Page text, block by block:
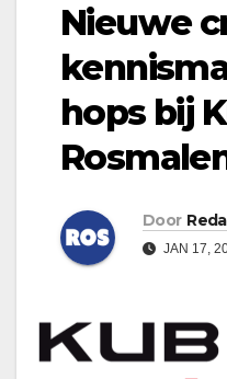
Nieuwe
hops bij
Door
JAN 17,